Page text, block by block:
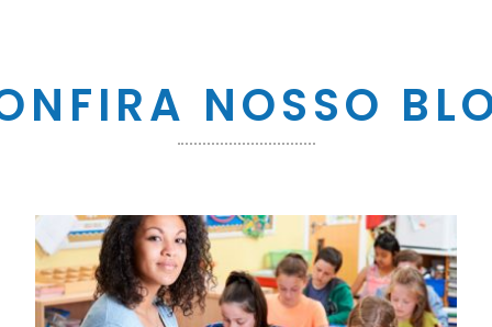
NOSSO